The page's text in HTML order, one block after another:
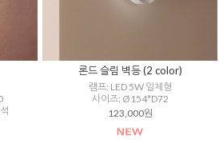
론드 슬림 벽등 (2 color)
램프: LED 5W 일체형
사이즈: Ø154*D72
123,000원